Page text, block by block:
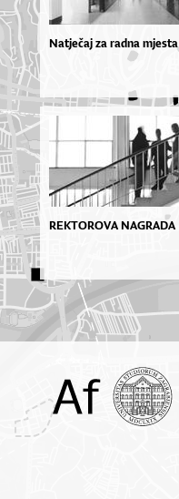
Natječaj za radna mjesta
REKTOROVA NAGRADA